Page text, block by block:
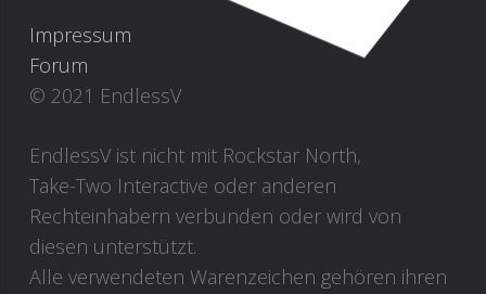
Impressum
Forum
© 2021 EndlessV
EndlessV ist nicht mit Rockstar North,
Take-Two Interactive oder anderen
Rechteinhabern verbunden oder wird von
diesen unterstützt.
Alle verwendeten Warenzeichen gehören ihren